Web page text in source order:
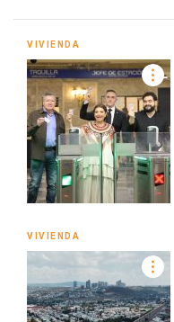
VIVIENDA
VIVIENDA